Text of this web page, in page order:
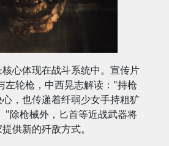
心体现在战斗系统中。宣传片
左轮枪，中西晃志解读："持枪
，也传递着纤弱少女手持粗犷
"除枪械外，匕首等近战武器将
供新的歼敌方式。